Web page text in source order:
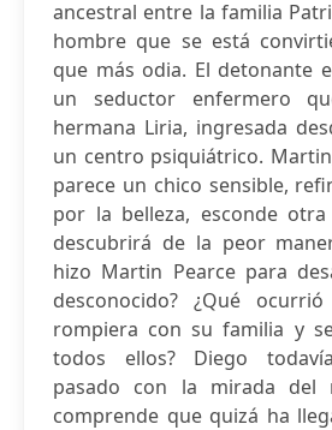
ancestral entre la familia
hombre que se está
que más odia. El detonante
un seductor enfermero
hermana Liria, ingresada
un centro psiquiátrico.
parece un chico sensible,
por la belleza, esconde
descubrirá de la peor
hizo Martin Pearce para
desconocido? ¿Qué
rompiera con su familia y
todos ellos? Diego
pasado con la mirada
comprende que quizá ha